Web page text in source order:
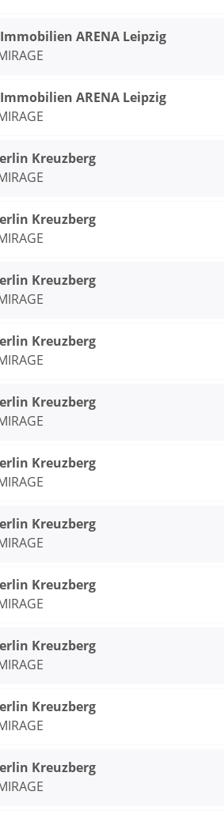
Immobilien ARENA Leipzig
Immobilien ARENA Leipzig
Kreuzberg
Kreuzberg
Kreuzberg
Kreuzberg
Kreuzberg
Kreuzberg
Kreuzberg
Kreuzberg
Kreuzberg
Kreuzberg
Kreuzberg